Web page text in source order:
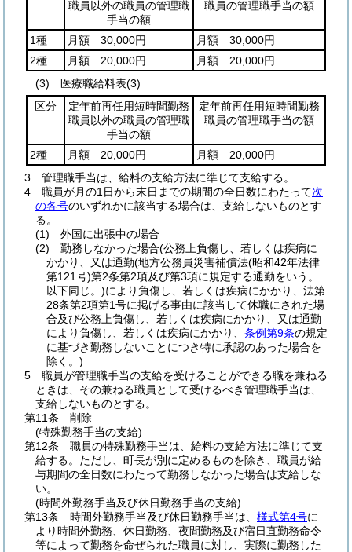
職員以外の職員の管理職
手当の額
職員の管理職手当の額
1種 月額 30,000円
月額 30,000円
2種
月額 20,000円
月額 20,000円
(3)
医療職給料表(3)
区分
定年前再任用短時間勤務
職員以外の職員の管理職
手当の額
定年前再任用短時間勤務
職員の管理職手当の額
2種 月額 20,000円
月額 20,000円
3
管理職手当は、給料の支給方法に準じて支給する。
4
職員が月の1日から末日までの期間の全日数にわたって次
の各号のいずれかに該当する場合は、支給しないものとす
る。
(1)
外国に出張中の場合
(2)
勤務しなかった場合(公務上負傷し、若しくは疾病に
かかり、又は通勤(地方公務員災害補償法(昭和42年法律
第121号)第2条第2項及び第3項に規定する通勤をいう。
以下同じ。)により負傷し、若しくは疾病にかかり、法第
28条第2項第1号に掲げる事由に該当して休職にされた場
合及び公務上負傷し、若しくは疾病にかかり、又は通勤
により負傷し、若しくは疾病にかかり、 条例第9条の規定
に基づき勤務しないことにつき特に承認のあった場合を
除く。)
5
職員が管理職手当の支給を受けることができる職を兼ねる
ときは、その兼ねる職員として受けるべき管理職手当は、
支給しないものとする。
第11条
削除
(特殊勤務手当の支給)
第12条
職員の特殊勤務手当は、給料の支給方法に準じて支
給する。 ただし、町長が別に定めるものを除き、職員が給
与期間の全日数にわたって勤務しなかった場合は支給しな
い。
(時間外勤務手当及び休日勤務手当の支給)
第13条
時間外勤務手当及び休日勤務手当は、 様式第4号に
より時間外勤務、休日勤務、夜間勤務及び宿日直勤務命令
等によって勤務を命ぜられた職員に対し、実際に勤務した